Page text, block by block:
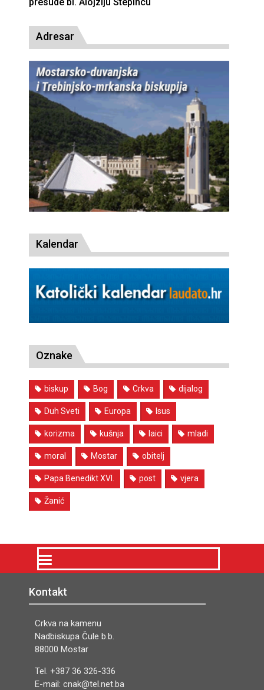
Adresar
Kalendar
Oznake
biskup Bog Crkva dijalog
Duh Sveti Europa Isus
korizma kušnja laici mladi
moral Mostar obitelj
Papa Benedikt XVI. post vjera
Žanić
Kontakt
Crkva na kamenu
Nadbiskupa Čule b.b.
88000 Mostar
Tel. +387 36 326-336
E-mail: cnak@tel.net.ba